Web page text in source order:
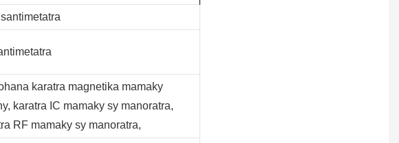
karatra magnetika mamaky
karatra IC mamaky sy manoratra,
RF mamaky sy manoratra,